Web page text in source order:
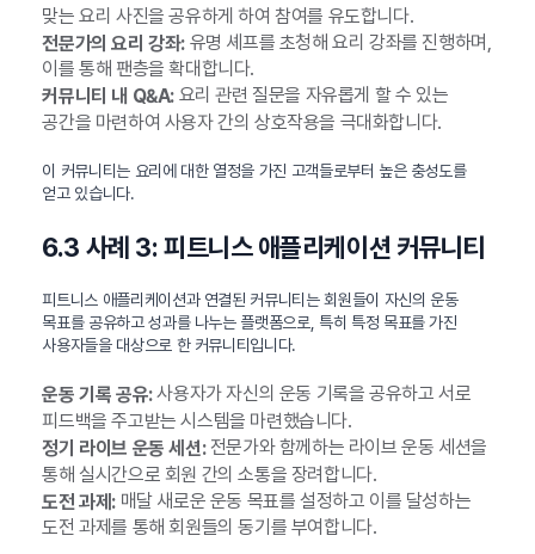
맞는 요리 사진을 공유하게 하여 참여를 유도합니다.
전문가의 요리 강좌:유명 셰프를 초청해 요리 강좌를 진행하며,
이를 통해 팬층을 확대합니다.
커뮤니티 내 Q&A:요리 관련 질문을 자유롭게 할 수 있는
공간을 마련하여 사용자 간의 상호작용을 극대화합니다.
이 커뮤니티는 요리에 대한 열정을 가진 고객들로부터 높은 충성도를
얻고 있습니다.
6.3 사례 3: 피트니스 애플리케이션 커뮤니티
피트니스 애플리케이션과 연결된 커뮤니티는 회원들이 자신의 운동
목표를 공유하고 성과를 나누는 플랫폼으로, 특히 특정 목표를 가진
사용자들을 대상으로 한 커뮤니티입니다.
운동 기록 공유:사용자가 자신의 운동 기록을 공유하고 서로
피드백을 주고받는 시스템을 마련했습니다.
정기 라이브 운동 세션:전문가와 함께하는 라이브 운동 세션을
통해 실시간으로 회원 간의 소통을 장려합니다.
도전 과제:매달 새로운 운동 목표를 설정하고 이를 달성하는
도전 과제를 통해 회원들의 동기를 부여합니다.